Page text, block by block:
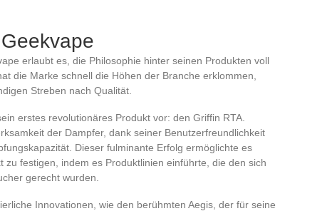
erlaubt es, die Philosophie hinter seinen Produkten voll
die Marke schnell die Höhen der Branche erklommen,
Streben nach Qualität.
erstes revolutionäres Produkt vor: den Griffin RTA.
der Dampfer, dank seiner Benutzerfreundlichkeit
Dieser fulminante Erfolg ermöglichte es
festigen, indem es Produktlinien einführte, die den sich
gerecht wurden.
Innovationen, wie den berühmten Aegis, der für seine